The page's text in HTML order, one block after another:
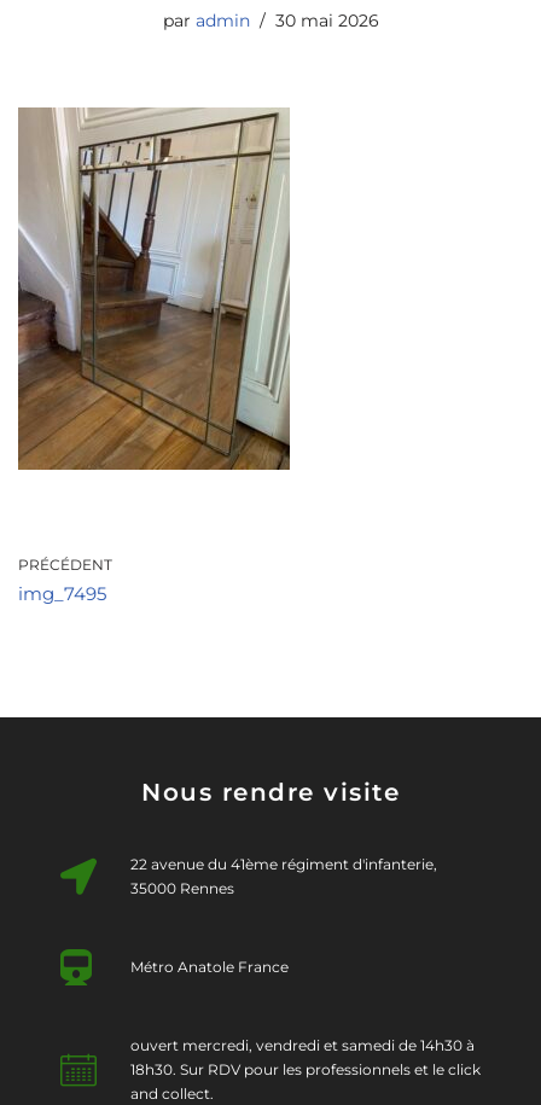
par admin 30 mai 2026
PRÉCÉDENT
img_7495
Nous rendre visite
22 avenue du 41ème régiment d'infanterie,
35000 Rennes
Métro Anatole France
ouvert mercredi, vendredi et samedi de 14h30 à
18h30. Sur RDV pour les professionnels et le click
and collect.